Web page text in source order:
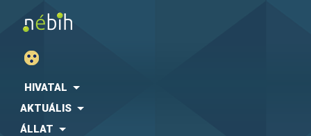
HIVATAL
AKTUÁLIS
ÁLLAT